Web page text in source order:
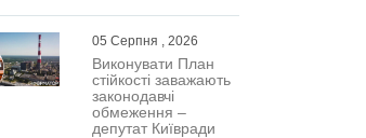
05 Серпня , 2026
Виконувати План
стійкості заважають
законодавчі
обмеження –
депутат Київради